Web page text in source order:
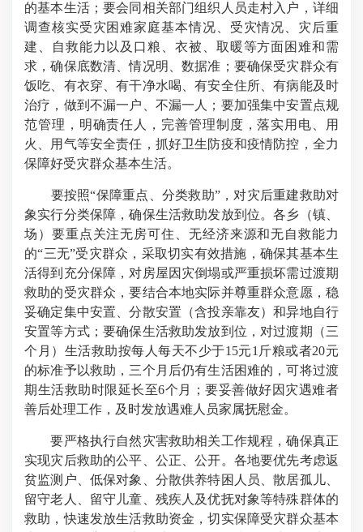
的基本生活；要会同相关部门组织人员走村入户，详细
调查核实受灾困难家庭基本情况、受灾情况、灾后重
建、自救能力以及口粮、衣被、取暖等方面困难和需
求，确保底数清、情况明、数据准；要确保受灾群众有
饭吃、有衣穿、有干净水喝、有安全住所、有病能及时
治疗，做到不漏一户、不漏一人；要加强集中安置点规
范管理，明确责任人，完善管理制度，落实用电、用
火、用气等安全责任，抓好卫生防疫和疫情防控，全力
保障好受灾群众基本生活。
要按照“保障重点、分类救助”，对灾后重建救助对
象实行分类保障，确保生活救助发放到位。各乡（镇、
场）要重点关注无房可住、无经济来源和无自救能力
的“三无”受灾群众，采取切实有效措施，确保其基本生
活得到充分保障，对房屋因灾倒塌或严重损坏需过渡期
救助的受灾群众，要结合本地实际并尊重群众意愿，稳
妥确定集中安置、分散安置（含投亲靠友）和异地自行
安置等方式；要确保生活救助发放到位，对过渡期（三
个月）生活救助按每人每天不少于15元1斤粮或者20元
的标准予以救助，三个月后仍有生活困难的，可将过渡
期生活救助时限延长至6个月；要妥善做好因灾遇难者
善后处理工作，及时发放遇难人员家属抚慰金。
要严格执行自然灾害救助相关工作规程，确保真正
实现灾后救助的公平、公正、公开。各地要优先考虑返
贫监测户、低保对象、分散供养特困人员、散居孤儿、
留守老人、留守儿童、残疾人及优抚对象等特殊群体的
救助，快速发放生活救助资金，切实保障受灾群众基本